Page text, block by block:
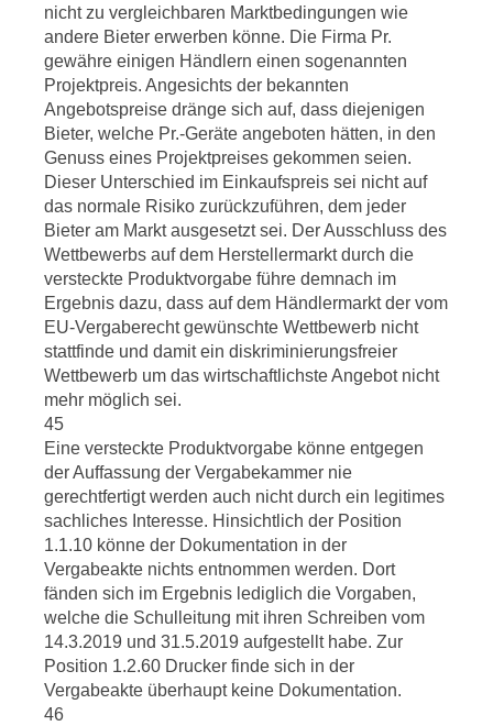
nicht zu vergleichbaren Marktbedingungen wie
andere Bieter erwerben könne. Die Firma Pr.
gewähre einigen Händlern einen sogenannten
Projektpreis. Angesichts der bekannten
Angebotspreise dränge sich auf, dass diejenigen
Bieter, welche Pr.-Geräte angeboten hätten, in den
Genuss eines Projektpreises gekommen seien.
Dieser Unterschied im Einkaufspreis sei nicht auf
das normale Risiko zurückzuführen, dem jeder
Bieter am Markt ausgesetzt sei. Der Ausschluss des
Wettbewerbs auf dem Herstellermarkt durch die
versteckte Produktvorgabe führe demnach im
Ergebnis dazu, dass auf dem Händlermarkt der vom
EU-Vergaberecht gewünschte Wettbewerb nicht
stattfinde und damit ein diskriminierungsfreier
Wettbewerb um das wirtschaftlichste Angebot nicht
mehr möglich sei.
45
Eine versteckte Produktvorgabe könne entgegen
der Auffassung der Vergabekammer nie
gerechtfertigt werden auch nicht durch ein legitimes
sachliches Interesse. Hinsichtlich der Position
1.1.10 könne der Dokumentation in der
Vergabeakte nichts entnommen werden. Dort
fänden sich im Ergebnis lediglich die Vorgaben,
welche die Schulleitung mit ihren Schreiben vom
14.3.2019 und 31.5.2019 aufgestellt habe. Zur
Position 1.2.60 Drucker finde sich in der
Vergabeakte überhaupt keine Dokumentation.
46